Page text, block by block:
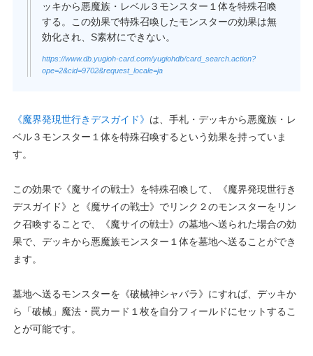
ッキから悪魔族・レベル３モンスター１体を特殊召喚
する。この効果で特殊召喚したモンスターの効果は無
効化され、S素材にできない。
https://www.db.yugioh-card.com/yugiohdb/card_search.action?
ope=2&cid=9702&request_locale=ja
《魔界発現世行きデスガイド》 は、手札・デッキから悪魔族・レ
ベル３モンスター１体を特殊召喚するという効果を持っていま
す。
この効果で《魔サイの戦士》を特殊召喚して、《魔界発現世行き
デスガイド》と《魔サイの戦士》でリンク２のモンスターをリン
ク召喚することで、《魔サイの戦士》の墓地へ送られた場合の効
果で、デッキから悪魔族モンスター１体を墓地へ送ることができ
ます。
墓地へ送るモンスターを《破械神シャバラ》にすれば、デッキか
ら「破械」魔法・罠カード１枚を自分フィールドにセットするこ
とが可能です。